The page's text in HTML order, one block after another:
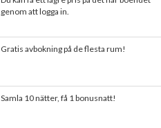
genom att logga in.
Gratis avbokning på de flesta rum!
Samla 10 nätter, få 1 bonusnatt!